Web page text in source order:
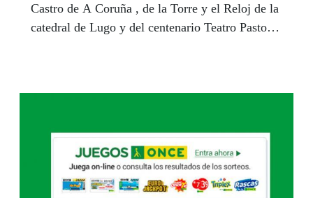
Castro de A Coruña , de la Torre y el Reloj de la
catedral de Lugo y del centenario Teatro Pastor